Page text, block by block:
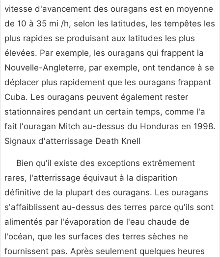
vitesse d'avancement des ouragans est en moyenne
de 10 à 35 mi /h, selon les latitudes, les tempêtes les
plus rapides se produisant aux latitudes les plus
élevées. Par exemple, les ouragans qui frappent la
Nouvelle-Angleterre, par exemple, ont tendance à se
déplacer plus rapidement que les ouragans frappant
Cuba. Les ouragans peuvent également rester
stationnaires pendant un certain temps, comme l'a
fait l'ouragan Mitch au-dessus du Honduras en 1998.
Signaux d'atterrissage Death Knell
Bien qu'il existe des exceptions extrêmement
rares, l'atterrissage équivaut à la disparition
définitive de la plupart des ouragans. Les ouragans
s'affaiblissent au-dessus des terres parce qu'ils sont
alimentés par l'évaporation de l'eau chaude de
l'océan, que les surfaces des terres sèches ne
fournissent pas. Après seulement quelques heures